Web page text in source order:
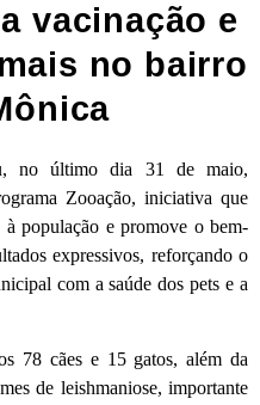
vacinação e
no bairro
no último dia 31 de maio,
Zooação, iniciativa que
população e promove o bem-
expressivos, reforçando o
com a saúde dos pets e a
78 cães e 15 gatos, além da
de leishmaniose, importante